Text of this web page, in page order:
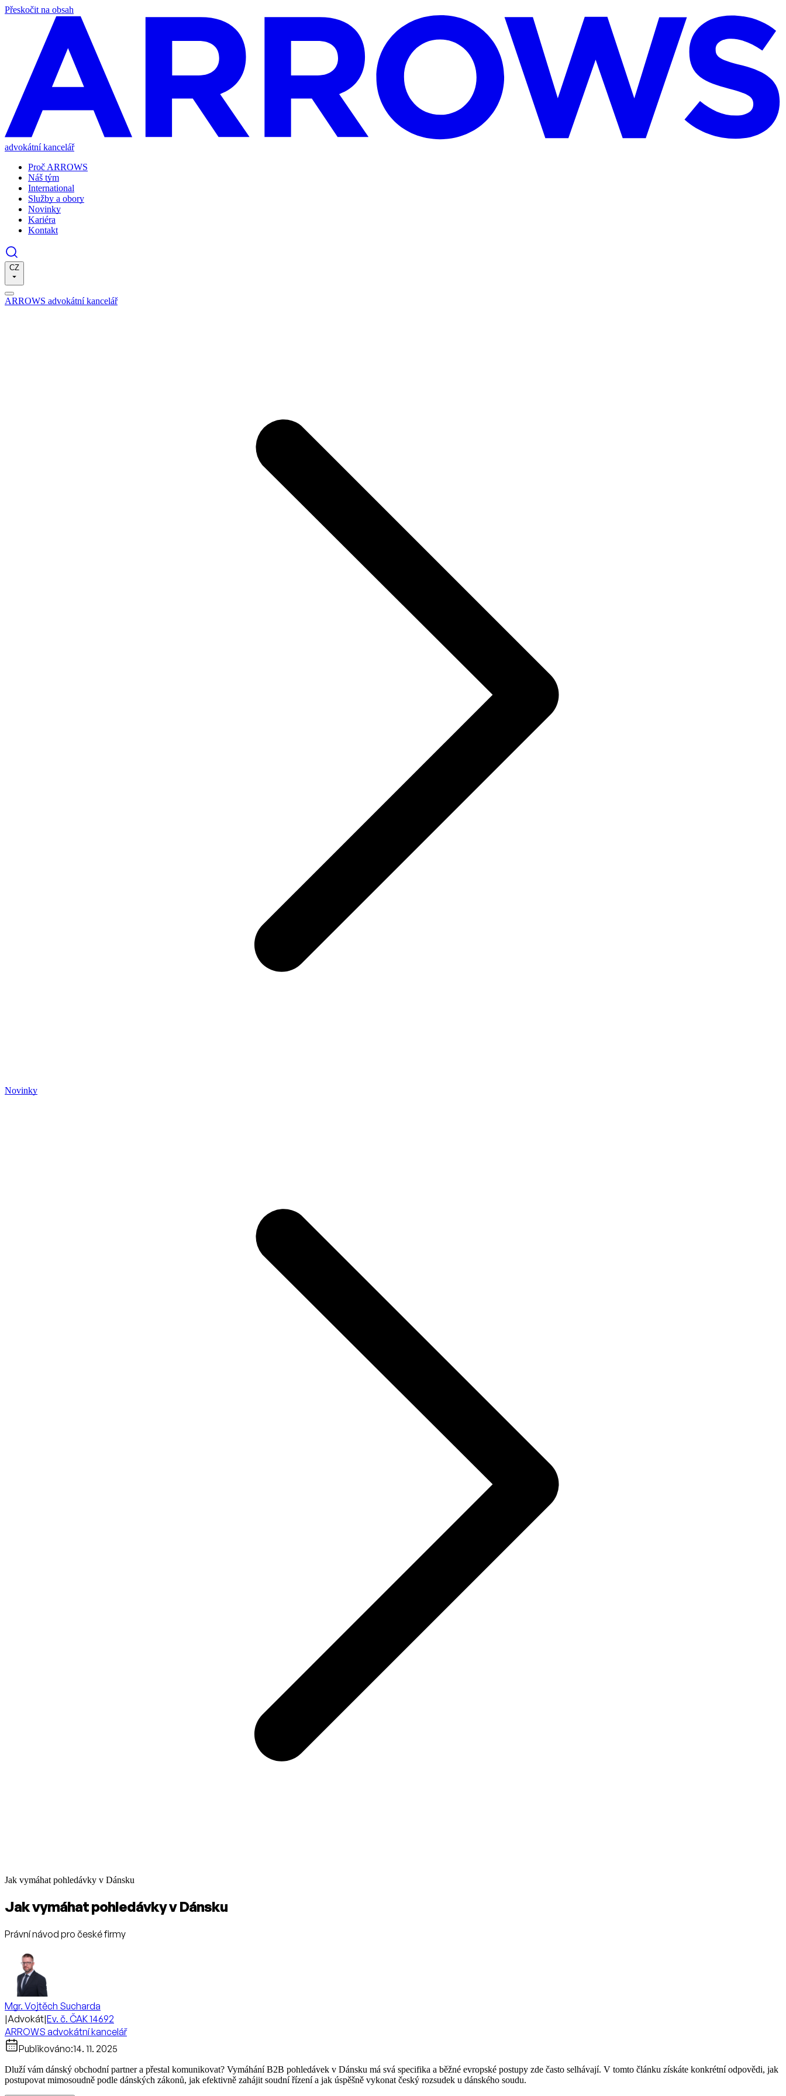
Přeskočit na obsah
advokátní kancelář
Proč ARROWS
Náš tým
International
Služby a obory
Novinky
Kariéra
Kontakt
CZ
ARROWS advokátní kancelář
Novinky
Jak vymáhat pohledávky v Dánsku
Jak vymáhat pohledávky v Dánsku
Právní návod pro české firmy
Mgr. Vojtěch Sucharda
|Advokát|Ev. č. ČAK 14692
ARROWS advokátní kancelář
Publikováno:14. 11. 2025
Dluží vám dánský obchodní partner a přestal komunikovat? Vymáhání B2B pohledávek v Dánsku má svá specifika a běžné evropské postupy zde často selhávají. V tomto článku získáte konkrétní odpovědi, jak
postupovat mimosoudně podle dánských zákonů, jak efektivně zahájit soudní řízení a jak úspěšně vykonat český rozsudek u dánského soudu.